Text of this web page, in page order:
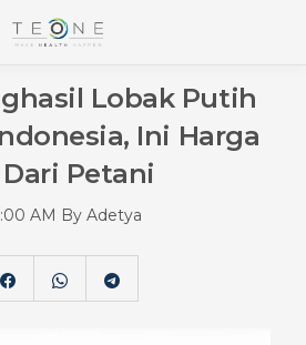
Lobak Putih
Ini Harga
Petani
AM By Adetya